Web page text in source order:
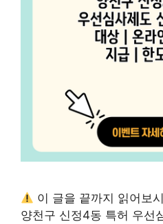
이 글을 끝까지 읽어보
양천구 신정4동 특허 우선